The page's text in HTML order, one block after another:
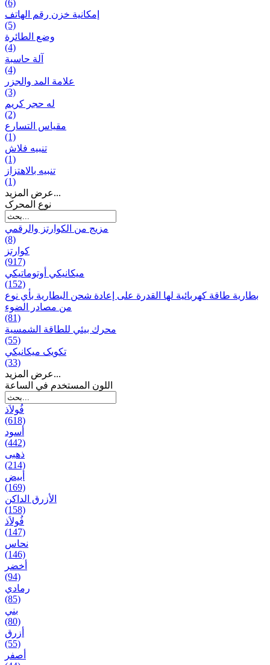
(6)
إمكانية خزن رقم الهاتف
(5)
وضع الطائرة
(4)
آلة حاسبة
(4)
علامة المد والجزر
(3)
له حجر كريم
(2)
مقياس التسارع
(1)
تنبيه فلاش
(1)
تنبيه بالاهتزاز
(1)
عرض المزيد...
نوع المحرک
مزيج من الكوارتز والرقمي
(8)
كوارتز
(917)
ميكانيكي أوتوماتيكي
(152)
بطارية طاقة كهربائية لها القدرة على إعادة شحن البطارية بأي نوع
من مصادر الضوء
(81)
محرك بيئي للطاقة الشمسية
(55)
تکویک ميكانيكي
(33)
عرض المزيد...
اللون المستخدم في الساعة
فُولاَذ
(618)
أسود
(442)
ذهبی
(214)
أبيض
(169)
الأزرق الداكن
(158)
فُولاَذ
(147)
نحاس
(146)
أخضر
(94)
رمادي
(85)
بني
(80)
أزرق
(55)
أصفر